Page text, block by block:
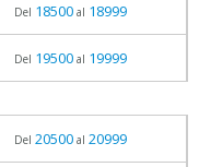
Del 18500al 18999
Del 19500al 19999
Del 20500al 20999